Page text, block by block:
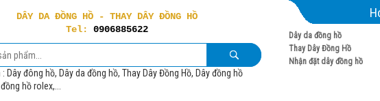
DÂY DA ĐỒNG HỒ - THAY DÂY ĐỒNG HỒ
Tel: 0906885622
: Dây đông hồ, Dây da đồng hồ, Thay Dây Đồng Hồ, Dây đồng hồ
hồ rolex,...
Dây da đồng hồ
Thay Dây Đồng Hồ
Nhận đặt dây đồng hồ